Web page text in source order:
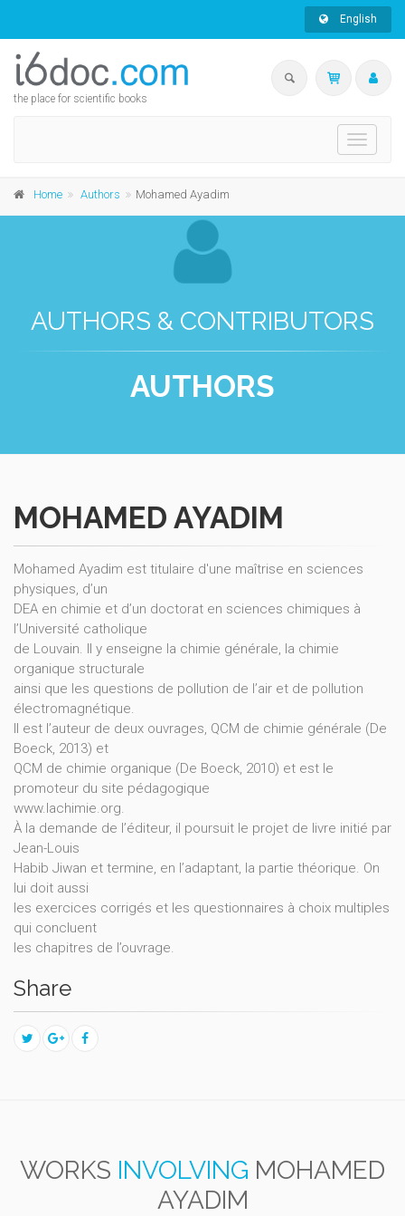
English
the place for scientific books
Toggle
Home Authors Mohamed Ayadim
AUTHORS & CONTRIBUTORS
AUTHORS
MOHAMED AYADIM
Mohamed Ayadim est titulaire d'une maîtrise en sciences
physiques, d’un
DEA en chimie et d’un doctorat en sciences chimiques à
l’Université catholique
de Louvain. Il y enseigne la chimie générale, la chimie
organique structurale
ainsi que les questions de pollution de l’air et de pollution
électromagnétique.
Il est l’auteur de deux ouvrages, QCM de chimie générale (De
Boeck, 2013) et
QCM de chimie organique (De Boeck, 2010) et est le
promoteur du site pédagogique
www.lachimie.org.
À la demande de l’éditeur, il poursuit le projet de livre initié par
Jean-Louis
Habib Jiwan et termine, en l’adaptant, la partie théorique. On
lui doit aussi
les exercices corrigés et les questionnaires à choix multiples
qui concluent
les chapitres de l’ouvrage.
Share
WORKS INVOLVING MOHAMED
AYADIM